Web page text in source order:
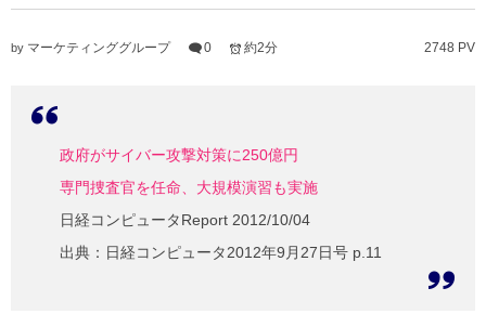
by マーケティンググループ 0 2748 PV
約2分
政府がサイバー攻撃対策に250億円
専門捜査官を任命、大規模演習も実施
日経コンピュータReport 2012/10/04
出典：日経コンピュータ2012年9月27日号 p.11
Pマークスポット契約
コンサルティング費用例